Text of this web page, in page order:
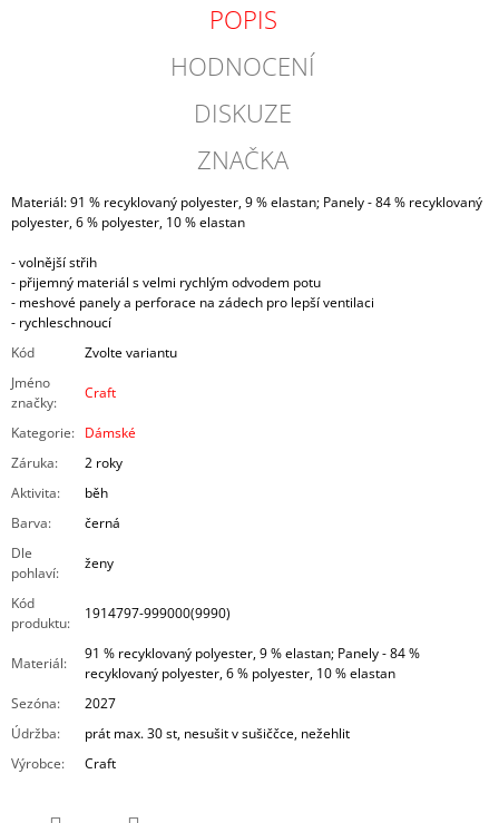
POPIS
HODNOCENÍ
DISKUZE
ZNAČKA
Materiál: 91 % recyklovaný polyester, 9 % elastan; Panely - 84 % recyklovaný
polyester, 6 % polyester, 10 % elastan
- volnější střih
- přijemný materiál s velmi rychlým odvodem potu
- meshové panely a perforace na zádech pro lepší ventilaci
- rychleschnoucí
Kód
Zvolte variantu
Jméno
značky:
Craft
Kategorie: Dámské
Záruka:
2 roky
Aktivita:
běh
Barva:
černá
Dle
pohlaví:
ženy
Kód
produktu:
1914797-999000(9990)
Materiál:
91 % recyklovaný polyester, 9 % elastan; Panely - 84 %
recyklovaný polyester, 6 % polyester, 10 % elastan
Sezóna:
2027
Údržba:
prát max. 30 st, nesušit v sušiččce, nežehlit
Výrobce: Craft